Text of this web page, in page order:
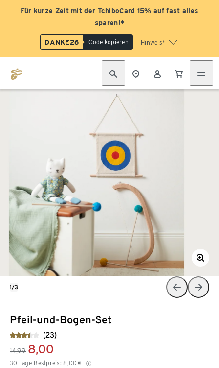
Für kurze Zeit mit der TchiboCard 15% auf fast alles
sparen!*
DANKE26 Code kopieren Hinweis*
Pfeil-und-Bogen-Set
(23)
14,99 8,00
30-Tage-Bestpreis: 8,00 €
1/3